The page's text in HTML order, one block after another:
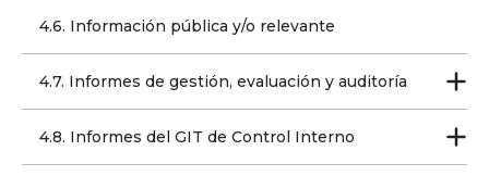
4.6. Información pública y/o relevante
4.7. Informes de gestión, evaluación y auditoría
4.8. Informes del GIT de Control Interno